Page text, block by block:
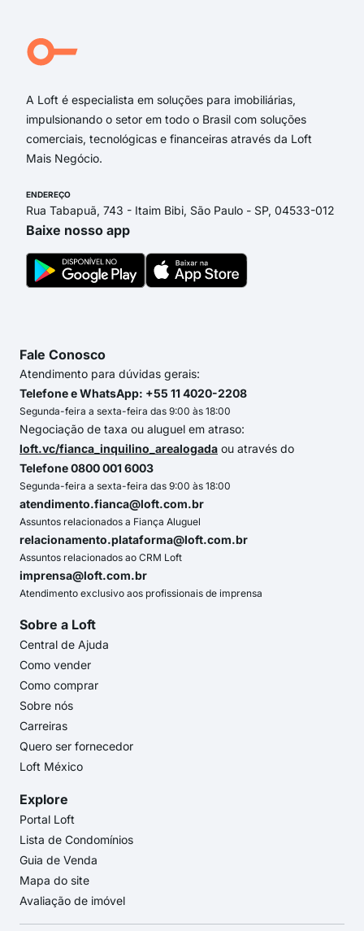
Heitor Villa Lobos
Rua Casemiro de Abreu
A Loft é especialista em soluções para imobiliárias,
impulsionando o setor em todo o Brasil com soluções
comerciais, tecnológicas e financeiras através da Loft
Mais Negócio.
ENDEREÇO
Rua Tabapuã, 743 - Itaim Bibi, São Paulo - SP, 04533-012
Baixe nosso app
Fale Conosco
Atendimento para dúvidas gerais:
Telefone e WhatsApp: +55 11 4020-2208
Segunda-feira a sexta-feira das 9:00 às 18:00
Negociação de taxa ou aluguel em atraso:
loft.vc/fianca_inquilino_arealogada ou através do
Telefone 0800 001 6003
Segunda-feira a sexta-feira das 9:00 às 18:00
atendimento.fianca@loft.com.br
Assuntos relacionados a Fiança Aluguel
relacionamento.plataforma@loft.com.br
Assuntos relacionados ao CRM Loft
imprensa@loft.com.br
Atendimento exclusivo aos profissionais de imprensa
Sobre a Loft
Central de Ajuda
Como vender
Como comprar
Sobre nós
Carreiras
Quero ser fornecedor
Loft México
Explore
Portal Loft
Lista de Condomínios
Guia de Venda
Mapa do site
Avaliação de imóvel